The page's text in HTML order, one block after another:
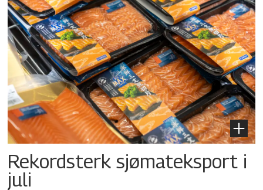
Rekordsterk sjømateksport i
juli